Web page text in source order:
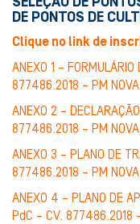
DE PONTOS DE
Clique no link de
ANEXO 1 – FORMULÁRIO
877486.2018 – PM NOVA
ANEXO 2 –
877486.2018 – PM NOVA
ANEXO 3 – PLANO DE
877486.2018 – PM
ANEXO 4 – PLANO DE
PdC – CV. 877486.2018 –